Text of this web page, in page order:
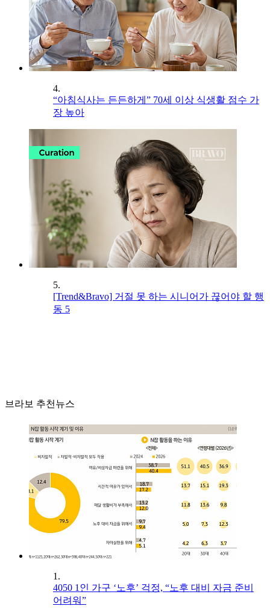
4.
“아침식사는 든든하게” 70세 이상 식생활 점수 가
장 높아
5.
[Trend&Bravo] 거절 못 하는 시니어가 끊어야 할 행
동 5
브라보 추천뉴스
1.
4050 1인 가구 ‘노후’ 걱정, “노후 대비 자금 준비
어려워”